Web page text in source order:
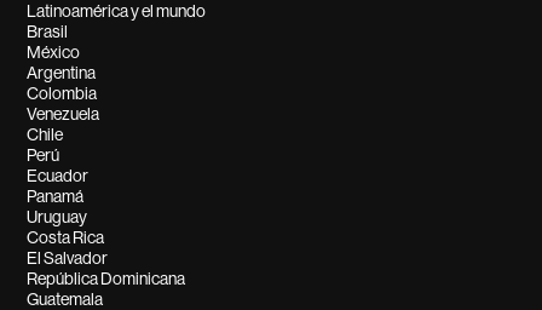
Latinoamérica y el mundo
Brasil
México
Argentina
Colombia
Venezuela
Chile
Perú
Ecuador
Panamá
Uruguay
Costa Rica
El Salvador
República Dominicana
Guatemala